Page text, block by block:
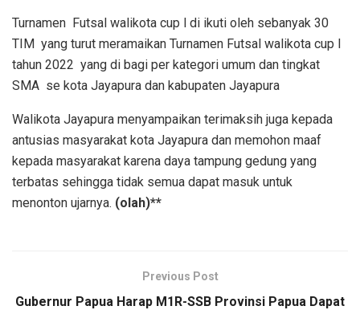
Turnamen Futsal walikota cup l di ikuti oleh sebanyak 30
TIM yang turut meramaikan Turnamen Futsal walikota cup l
tahun 2022 yang di bagi per kategori umum dan tingkat
SMA se kota Jayapura dan kabupaten Jayapura
Walikota Jayapura menyampaikan terimaksih juga kepada
antusias masyarakat kota Jayapura dan memohon maaf
kepada masyarakat karena daya tampung gedung yang
terbatas sehingga tidak semua dapat masuk untuk
menonton ujarnya. (olah)**
Previous Post
Gubernur Papua Harap M1R-SSB Provinsi Papua Dapat